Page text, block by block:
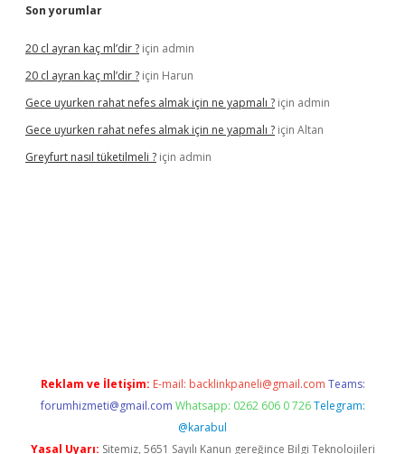
Son yorumlar
20 cl ayran kaç ml’dir ? için admin
20 cl ayran kaç ml’dir ? için Harun
Gece uyurken rahat nefes almak için ne yapmalı ? için admin
Gece uyurken rahat nefes almak için ne yapmalı ? için Altan
Greyfurt nasıl tüketilmeli ? için admin
Reklam ve İletişim: E-mail: backlinkpaneli@gmail.com Teams:
forumhizmeti@gmail.com Whatsapp: 0262 606 0 726 Telegram:
@karabul
Yasal Uyarı: Sitemiz, 5651 Sayılı Kanun gereğince Bilgi Teknolojileri